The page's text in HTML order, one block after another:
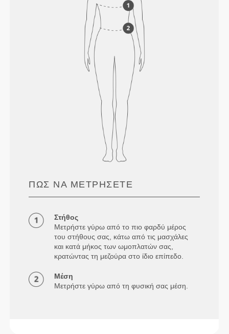
ΠΏΣ ΝΑ ΜΕΤΡΉΣΕΤΕ
Στήθος
Μετρήστε γύρω από το πιο φαρδύ μέρος
του στήθους σας, κάτω από τις μασχάλες
και κατά μήκος των ωμοπλατών σας,
κρατώντας τη μεζούρα στο ίδιο επίπεδο.
Μέση
Μετρήστε γύρω από τη φυσική σας μέση.